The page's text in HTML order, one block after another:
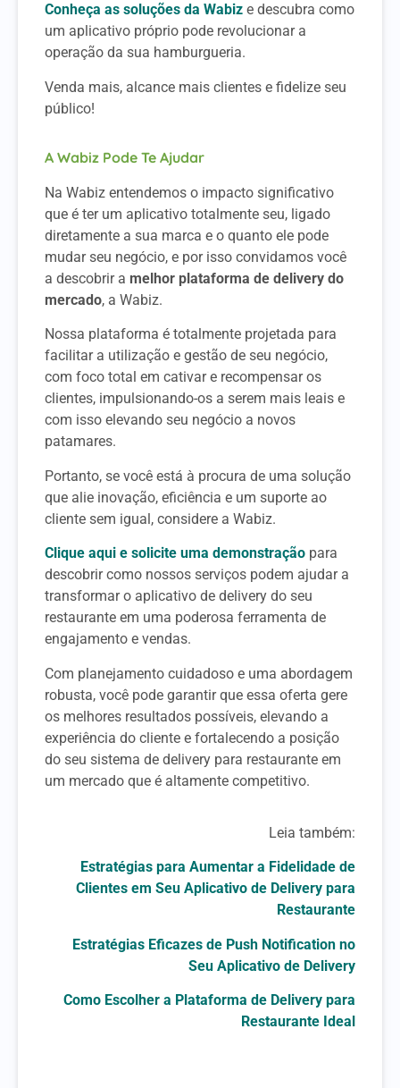
Conheça as soluções da Wabiz e descubra como
um aplicativo próprio pode revolucionar a
operação da sua hamburgueria.
Venda mais, alcance mais clientes e fidelize seu
público!
A Wabiz Pode Te Ajudar
Na Wabiz entendemos o impacto significativo
que é ter um aplicativo totalmente seu, ligado
diretamente a sua marca e o quanto ele pode
mudar seu negócio, e por isso convidamos você
a descobrir a melhor plataforma de delivery do
mercado, a Wabiz.
Nossa plataforma é totalmente projetada para
facilitar a utilização e gestão de seu negócio,
com foco total em cativar e recompensar os
clientes, impulsionando-os a serem mais leais e
com isso elevando seu negócio a novos
patamares.
Portanto, se você está à procura de uma solução
que alie inovação, eficiência e um suporte ao
cliente sem igual, considere a Wabiz.
Clique aqui e solicite uma demonstração para
descobrir como nossos serviços podem ajudar a
transformar o aplicativo de delivery do seu
restaurante em uma poderosa ferramenta de
engajamento e vendas.
Com planejamento cuidadoso e uma abordagem
robusta, você pode garantir que essa oferta gere
os melhores resultados possíveis, elevando a
experiência do cliente e fortalecendo a posição
do seu sistema de delivery para restaurante em
um mercado que é altamente competitivo.
Leia também:
Estratégias para Aumentar a Fidelidade de
Clientes em Seu Aplicativo de Delivery para
Restaurante
Estratégias Eficazes de Push Notification no
Seu Aplicativo de Delivery
Como Escolher a Plataforma de Delivery para
Restaurante Ideal